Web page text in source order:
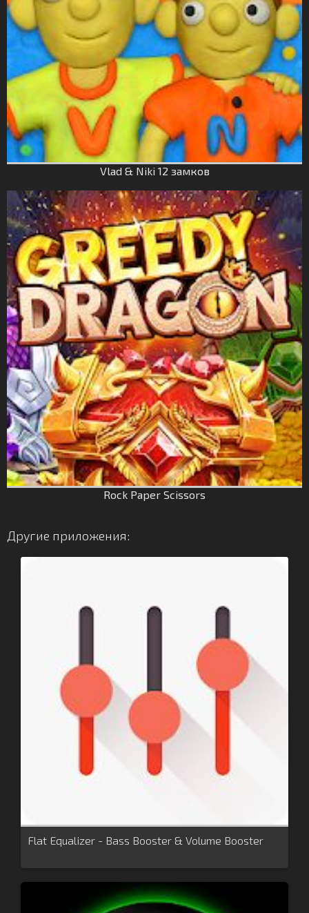
Vlad & Niki 12 замков
Rock Paper Scissors
Другие приложения:
Flat Equalizer - Bass Booster & Volume Booster